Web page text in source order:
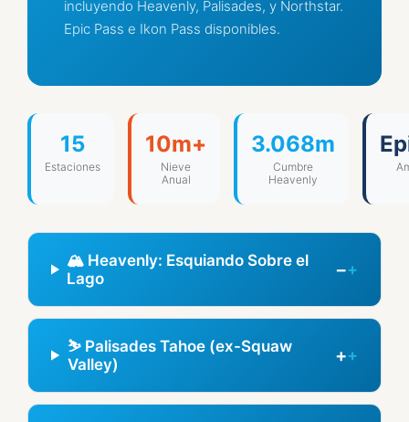
incluyendo Heavenly, Palisades, y Northstar.
Epic Pass e Ikon Pass disponibles.
15
Estaciones
10m+
Nieve
Anual
3.068m
Cumbre
Heavenly
🏔️ Heavenly: Esquiando Sobre el
Lago
−
⛷️ Palisades Tahoe (ex-Squaw
Valley)
+